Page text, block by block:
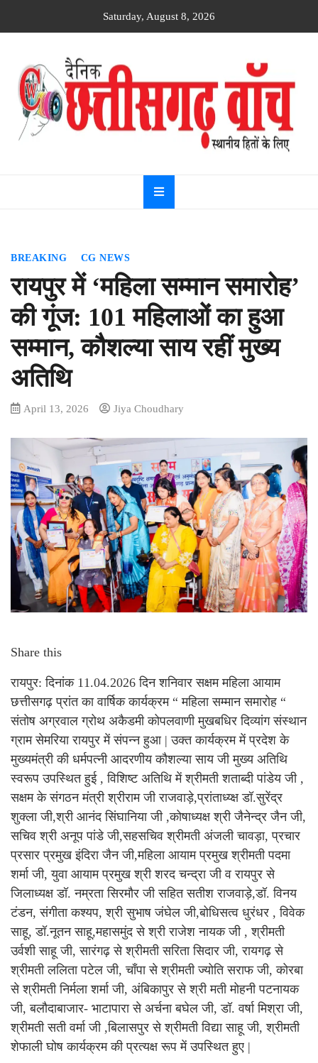
Saturday, August 8, 2026
Dainik
Chhattisgarh
watch
BREAKING CG NEWS
रायपुर में ‘महिला सम्मान समारोह’
की गूंज: 101 महिलाओं का हुआ
सम्मान, कौशल्या साय रहीं मुख्य
अतिथि
April 13, 2026 Jiya Choudhary
Share this
रायपुर: दिनांक 11.04.2026 दिन शनिवार सक्षम महिला आयाम
छत्तीसगढ़ प्रांत का वार्षिक कार्यक्रम “ महिला सम्मान समारोह “
संतोष अग्रवाल ग्रोथ अकैडमी कोपलवाणी मुखबधिर दिव्यांग संस्थान
ग्राम सेमरिया रायपुर में संपन्न हुआ | उक्त कार्यक्रम में प्रदेश के
मुख्यमंत्री की धर्मपत्नी आदरणीय कौशल्या साय जी मुख्य अतिथि
स्वरूप उपस्थित हुई , विशिष्ट अतिथि में श्रीमती शताब्दी पांडेय जी ,
सक्षम के संगठन मंत्री श्रीराम जी राजवाड़े,प्रांताध्य्क्ष डॉ.सुरेंद्र
शुक्ला जी,श्री आनंद सिंघानिया जी ,कोषाध्यक्ष श्री जैनेन्द्र जैन जी,
सचिव श्री अनूप पांडे जी,सहसचिव श्रीमती अंजली चावड़ा, प्रचार
प्रसार प्रमुख इंदिरा जैन जी,महिला आयाम प्रमुख श्रीमती पदमा
शर्मा जी, युवा आयाम प्रमुख श्री शरद चन्द्रा जी व रायपुर से
जिलाध्यक्ष डॉ. नम्रता सिरमौर जी सहित सतीश राजवाड़े,डॉ. विनय
टंडन, संगीता कश्यप, श्री सुभाष जंघेल जी,बोधिसत्व धुरंधर , विवेक
साहू, डॉ.नूतन साहू,महासमुंद से श्री राजेश नायक जी , श्रीमती
उर्वशी साहू जी, सारंगढ़ से श्रीमती सरिता सिदार जी, रायगढ़ से
श्रीमती ललिता पटेल जी, चाँपा से श्रीमती ज्योति सराफ जी, कोरबा
से श्रीमती निर्मला शर्मा जी, अंबिकापुर से श्री मती मोहनी पटनायक
जी, बलौदाबाजार- भाटापारा से अर्चना बघेल जी, डॉ. वर्षा मिश्रा जी,
श्रीमती सती वर्मा जी ,बिलासपुर से श्रीमती विद्या साहू जी, श्रीमती
शेफाली घोष कार्यक्रम की प्रत्यक्ष रूप में उपस्थित हुए |